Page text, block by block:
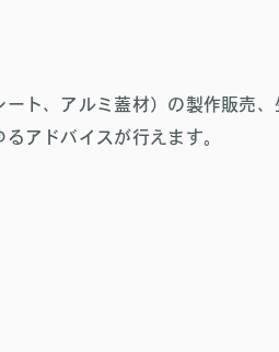
ト、アルミ蓋材）の製作販売
アドバイスが行えます。